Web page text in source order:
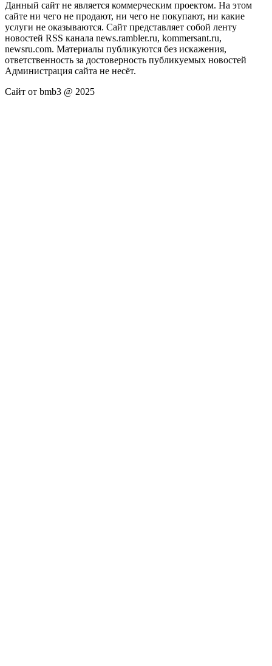
Данный сайт не является коммерческим проектом. На этом
сайте ни чего не продают, ни чего не покупают, ни какие
услуги не оказываются. Сайт представляет собой ленту
новостей RSS канала news.rambler.ru, kommersant.ru,
newsru.com. Материалы публикуются без искажения,
ответственность за достоверность публикуемых новостей
Администрация сайта не несёт.
Сайт от bmb3 @ 2025